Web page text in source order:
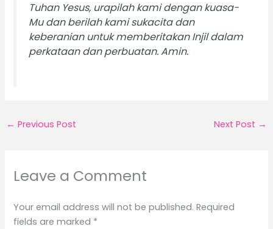
Tuhan Yesus, urapilah kami dengan kuasa-
Mu dan berilah kami sukacita dan
keberanian untuk memberitakan Injil dalam
perkataan dan perbuatan. Amin.
← Previous Post Next Post →
Leave a Comment
Your email address will not be published. Required
fields are marked *